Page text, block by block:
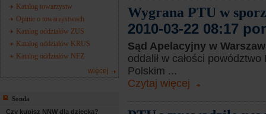
Katalog towarzystw
Opinie o towarzystwach
Katalog oddziałów ZUS
Katalog oddziałów KRUS
Katalog oddziałów NFZ
więcej
Sonda
Czy kupisz NNW dla dziecka?
Wygrana PTU w
2010-03-22 08:17
Sąd Apelacyjny w
oddalił w całości
Polskim ...
Czytaj więcej